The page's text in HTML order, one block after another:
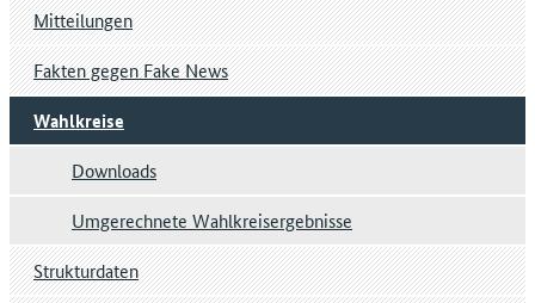
Mitteilungen
Fakten gegen Fake News
Wahlkreise
Downloads
Umgerechnete Wahlkreisergebnisse
Strukturdaten